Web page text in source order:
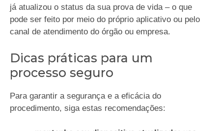
já atualizou o status da sua prova de vida – o que
pode ser feito por meio do próprio aplicativo ou pelo
canal de atendimento do órgão ou empresa.
Dicas práticas para um
processo seguro
Para garantir a segurança e a eficácia do
procedimento, siga estas recomendações: